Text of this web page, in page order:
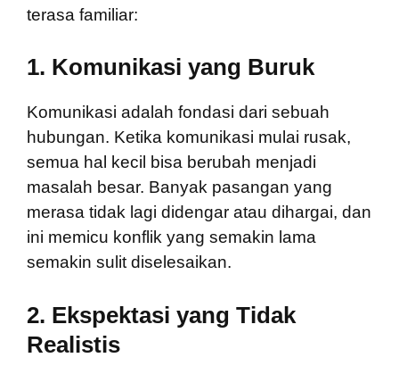
terasa familiar:
1. Komunikasi yang Buruk
Komunikasi adalah fondasi dari sebuah
hubungan. Ketika komunikasi mulai rusak,
semua hal kecil bisa berubah menjadi
masalah besar. Banyak pasangan yang
merasa tidak lagi didengar atau dihargai, dan
ini memicu konflik yang semakin lama
semakin sulit diselesaikan.
2. Ekspektasi yang Tidak
Realistis